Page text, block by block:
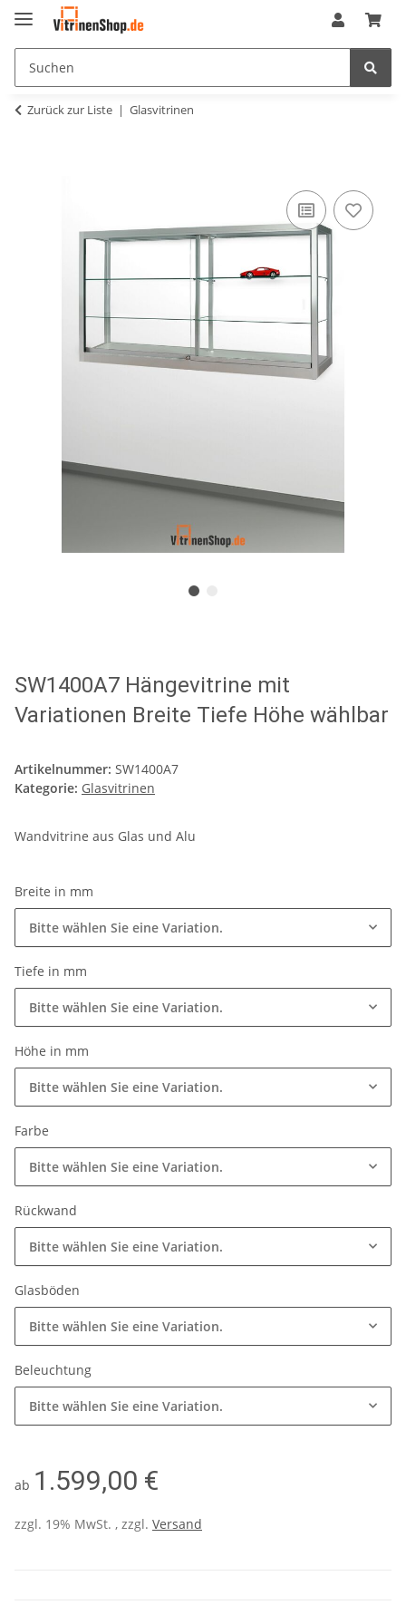
Zurück zur Liste Glasvitrinen
SW1400A7 Hängevitrine mit
Variationen Breite Tiefe Höhe wählbar
Artikelnummer: SW1400A7
Kategorie: Glasvitrinen
Wandvitrine aus Glas und Alu
Breite in mm
Bitte wählen Sie eine Variation.
Tiefe in mm
Bitte wählen Sie eine Variation.
Höhe in mm
Bitte wählen Sie eine Variation.
Farbe
Bitte wählen Sie eine Variation.
Rückwand
Bitte wählen Sie eine Variation.
Glasböden
Bitte wählen Sie eine Variation.
Beleuchtung
Bitte wählen Sie eine Variation.
ab 1.599,00 €
zzgl. 19% MwSt. , zzgl. Versand